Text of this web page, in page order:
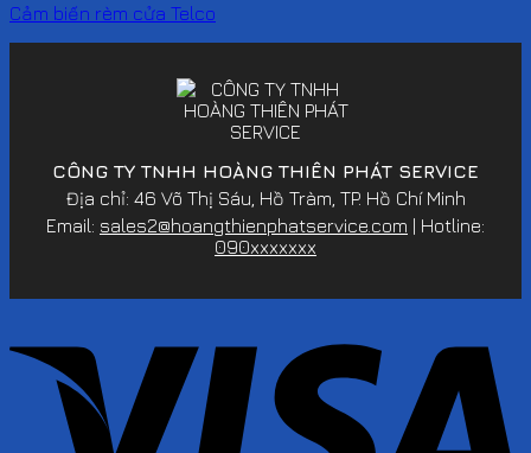
Cảm biến rèm cửa Telco
CÔNG TY TNHH HOÀNG THIÊN PHÁT SERVICE
Địa chỉ: 46 Võ Thị Sáu, Hồ Tràm, TP. Hồ Chí Minh
Email: sales2@hoangthienphatservice.com | Hotline:
090xxxxxxx